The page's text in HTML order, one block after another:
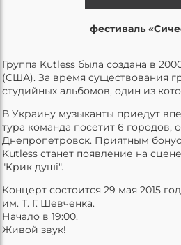
фестиваль
Группа Kutless была создана в
(США). За время существования
студийных альбомов, один из
В Украину музыканты приедут
тура команда посетит 6 городов,
Днепропетровск. Приятным
Kutless станет появление на
"Крик душі".
Концерт состоится 29 мая 2015
им. Т. Г. Шевченка.
Начало в 19:00.
Живой звук!